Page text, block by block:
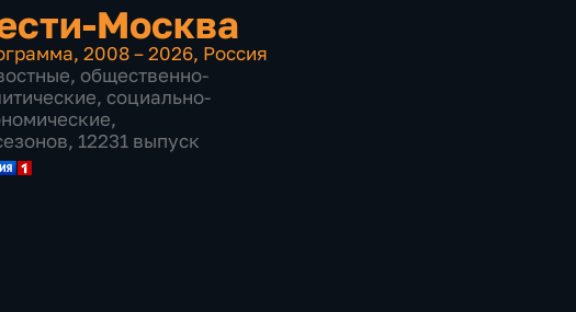
Москва
, 2008 – 2026, Россия
, общественно-
, социально-
,
12231 выпуск